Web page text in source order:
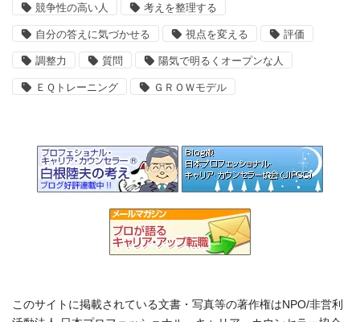
競争性の高い人 考えを整理する
自分の答えに気づかせる 視点を変える 評価
調整力 質問 陽気で明るくオープンな人
ＥＱトレーニング ＧＲＯＷモデル
このサイトに掲載されている文書・写真等の著作権はNPO/非営利